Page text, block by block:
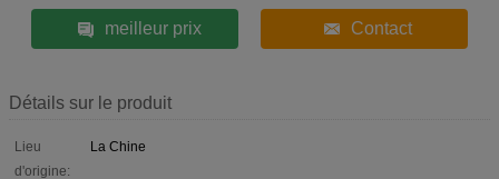
meilleur prix Contact
Détails sur le produit
Lieu
d'origine:
La Chine